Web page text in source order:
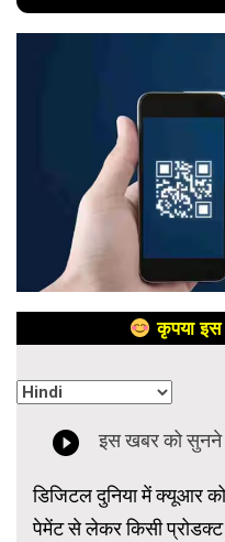
कृपया
डिजिटल दुनिया में क्यूआर
पेमेंट से लेकर किसी